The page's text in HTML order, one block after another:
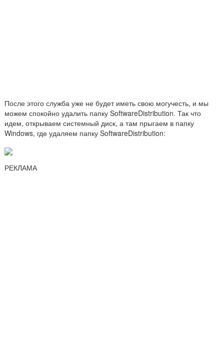
После этого служба уже не будет иметь свою могучесть, и мы
можем спокойно удалить папку SoftwareDistribution. Так что
идем, открываем системный диск, а там прыгаем в папку
Windows, где удаляем папку SoftwareDistribution:
РЕКЛАМА